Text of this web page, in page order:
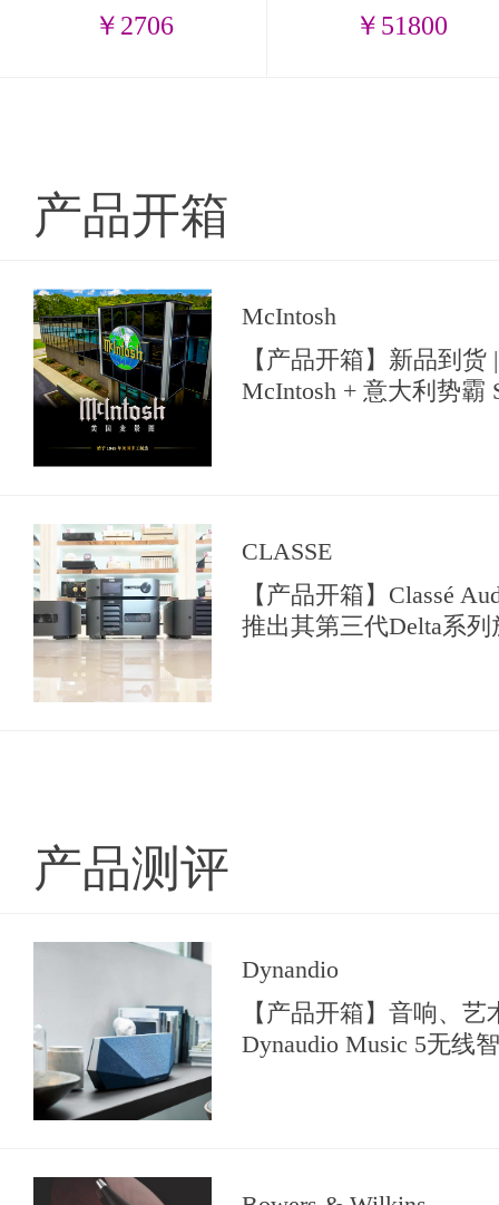
￥2706
￥51800
产品开箱
McIntosh
【产品开箱】新品到货
McIntosh + 意大利势霸
CLASSE
【产品开箱】Classé
推出其第三代Delta系列
产品测评
Dynandio
【产品开箱】音响、
Dynaudio Music 5无线